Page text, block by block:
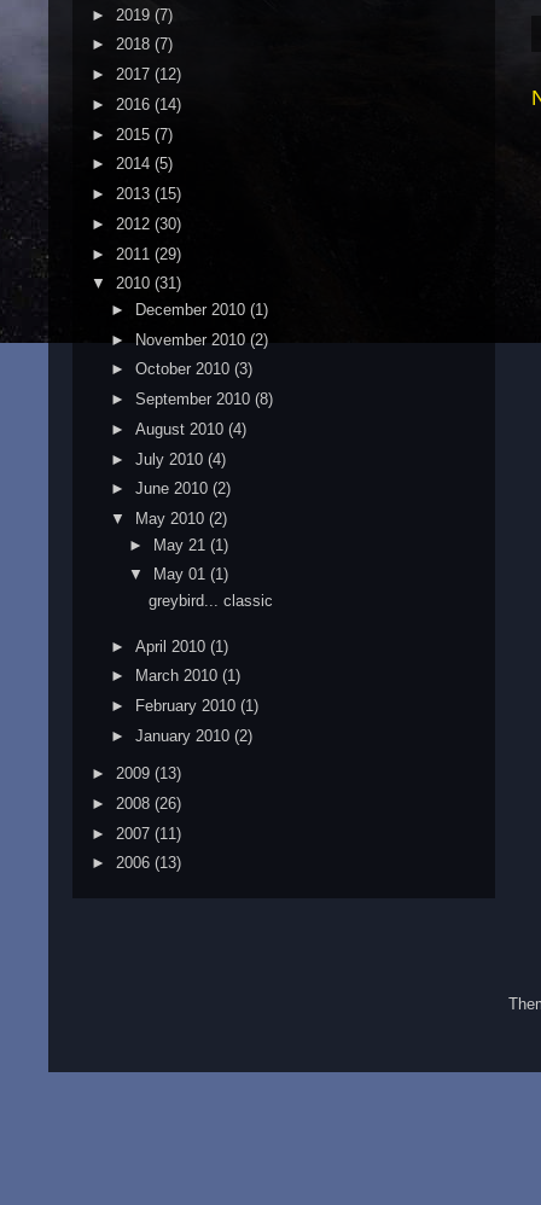
► 2019 (7)
► 2018 (7)
► 2017 (12)
► 2016 (14)
► 2015 (7)
► 2014 (5)
► 2013 (15)
► 2012 (30)
► 2011 (29)
▼ 2010 (31)
►
December 2010 (1)
► November 2010 (2)
► October 2010 (3)
► September 2010 (8)
► August 2010 (4)
► July 2010 (4)
► June 2010 (2)
▼
May 2010 (2)
► May 21(1)
▼
May 01(1)
greybird... classic
► April 2010 (1)
►
March 2010 (1)
►
February 2010 (1)
► January 2010 (2)
► 2009 (13)
► 2008 (26)
► 2007 (11)
► 2006 (13)